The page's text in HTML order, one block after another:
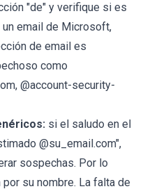
"de" y verifique si es
email de Microsoft,
de email es
como
@account-security-
si el saludo en el
@su_email.com",
sospechas. Por lo
su nombre. La falta de